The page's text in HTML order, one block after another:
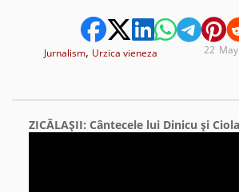
Jurnalism, Urzica vieneza May
22
ZICĂLAŞII: Cântecele lui Dinicu şi